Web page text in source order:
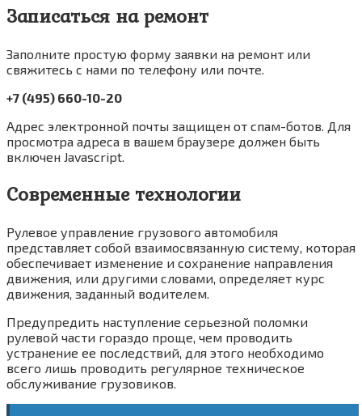
Записаться на ремонт
Заполните простую форму заявки на ремонт или
свяжитесь с нами по телефону или почте.
+7 (495) 660-10-20
Адрес электронной почты защищен от спам-ботов. Для
просмотра адреса в вашем браузере должен быть
включен Javascript.
Современные технологии
Рулевое управление грузового автомобиля
представляет собой взаимосвязанную систему, которая
обеспечивает изменение и сохранение направления
движения, или другими словами, определяет курс
движения, заданный водителем.
Предупредить наступление серьезной поломки
рулевой части гораздо проще, чем проводить
устранение ее последствий, для этого необходимо
всего лишь проводить регулярное техническое
обслуживание грузовиков.